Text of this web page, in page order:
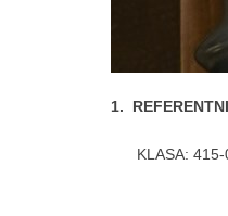
1.
KLASA: 415-